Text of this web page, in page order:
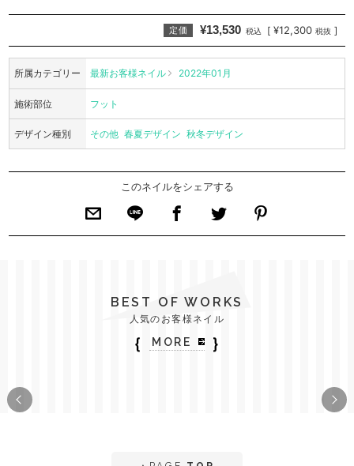
定価 ¥13,530 税込 [ ¥12,300 税抜 ]
所属カテゴリー 最新お客様ネイル 2022年01月
施術部位 フット
デザイン種別 その他 春夏デザイン 秋冬デザイン
このネイルをシェアする
BEST OF WORKS
人気のお客様ネイル
｛ MORE ｝